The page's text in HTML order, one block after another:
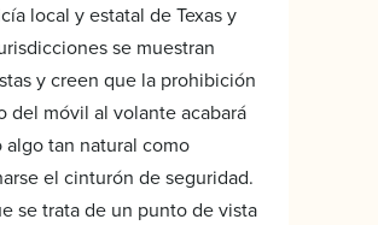
local y estatal de Texas y
se muestran
y creen que la prohibición
del móvil al volante acabará
algo tan natural como
el cinturón de seguridad.
se trata de un punto de vista